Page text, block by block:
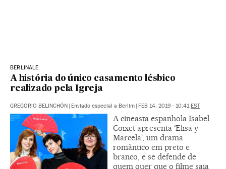
BERLINALE
A história do único casamento lésbico
realizado pela Igreja
GREGORIO BELINCHÓN Enviado especial a Berlim FEB 14, 2019 - 10:41 EST
A cineasta espanhola Isabel
Coixet apresenta ‘Elisa y
Marcela’, um drama
romântico em preto e
branco, e se defende de
quem quer que o filme saia